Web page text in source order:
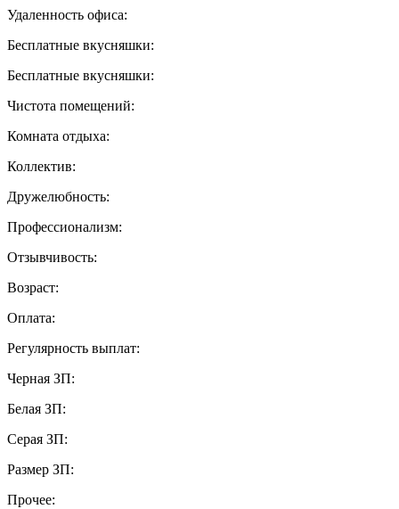
Удаленность офиса:
Бесплатные вкусняшки:
Бесплатные вкусняшки:
Чистота помещений:
Комната отдыха:
Коллектив:
Дружелюбность:
Профессионализм:
Отзывчивость:
Возраст:
Оплата:
Регулярность выплат:
Черная ЗП:
Белая ЗП:
Серая ЗП:
Размер ЗП:
Прочее: